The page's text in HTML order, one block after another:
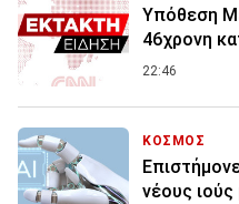
Υπόθεση
46χρονη
22:46
ΚΟΣΜΟΣ
νέους